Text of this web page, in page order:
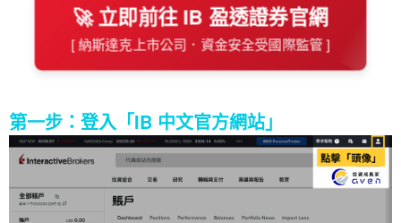
🚀 立即前往 IB 盈透證券官網
[ 納斯達克上市公司．資金安全受國際監管 ]
第一步：登入「IB 中文官方網站」